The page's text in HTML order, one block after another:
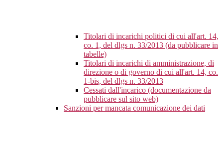
Titolari di incarichi politici di cui all'art. 14,
co. 1, del dlgs n. 33/2013 (da pubblicare in
tabelle)
Titolari di incarichi di amministrazione, di
direzione o di governo di cui all'art. 14, co.
1-bis, del dlgs n. 33/2013
Cessati dall'incarico (documentazione da
pubblicare sul sito web)
Sanzioni per mancata comunicazione dei dati